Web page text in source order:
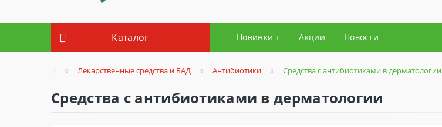
Каталог Новинки Акции Новости
Лекарственные средства и БАД Антибиотики Средства с антибиотиками в дерматологии
Средства с антибиотиками в дерматологии